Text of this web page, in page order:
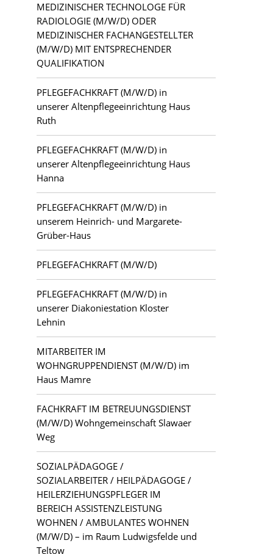
MEDIZINISCHER TECHNOLOGE FÜR
RADIOLOGIE (M/W/D) ODER
MEDIZINISCHER FACHANGESTELLTER
(M/W/D) MIT ENTSPRECHENDER
QUALIFIKATION
PFLEGEFACHKRAFT (M/W/D) in
unserer Altenpflegeeinrichtung Haus
Ruth
PFLEGEFACHKRAFT (M/W/D) in
unserer Altenpflegeeinrichtung Haus
Hanna
PFLEGEFACHKRAFT (M/W/D) in
unserem Heinrich- und Margarete-
Grüber-Haus
PFLEGEFACHKRAFT (M/W/D)
PFLEGEFACHKRAFT (M/W/D) in
unserer Diakoniestation Kloster
Lehnin
MITARBEITER IM
WOHNGRUPPENDIENST (M/W/D) im
Haus Mamre
FACHKRAFT IM BETREUUNGSDIENST
(M/W/D) Wohngemeinschaft Slawaer
Weg
SOZIALPÄDAGOGE /
SOZIALARBEITER / HEILPÄDAGOGE /
HEILERZIEHUNGSPFLEGER IM
BEREICH ASSISTENZLEISTUNG
WOHNEN / AMBULANTES WOHNEN
(M/W/D) – im Raum Ludwigsfelde und
Teltow